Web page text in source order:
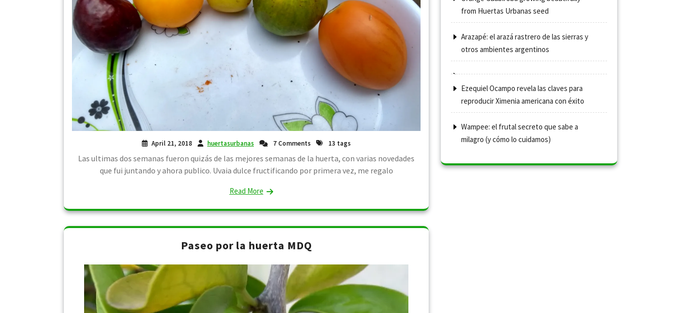
April 21, 2018 huertasurbanas 7 Comments 13 tags
Las ultimas dos semanas fueron quizás de las mejores semanas de la huerta, con varias novedades
que fui juntando y ahora publico. Uvaia dulce fructificando por primera vez, me regalo
Read More
Paseo por la huerta MDQ
from Huertas Urbanas seed
Arazapé: el arazá rastrero de las sierras y
otros ambientes argentinos
Ezequiel Ocampo revela las claves para
reproducir Ximenia americana con éxito
Wampee: el frutal secreto que sabe a
milagro (y cómo lo cuidamos)